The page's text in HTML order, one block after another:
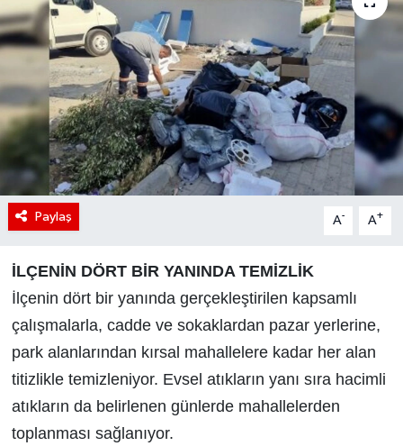
Paylaş A- A+
İLÇENİN DÖRT BİR YANINDA TEMİZLİK
İlçenin dört bir yanında gerçekleştirilen kapsamlı
çalışmalarla, cadde ve sokaklardan pazar yerlerine,
park alanlarından kırsal mahallelere kadar her alan
titizlikle temizleniyor. Evsel atıkların yanı sıra hacimli
atıkların da belirlenen günlerde mahallelerden
toplanması sağlanıyor.